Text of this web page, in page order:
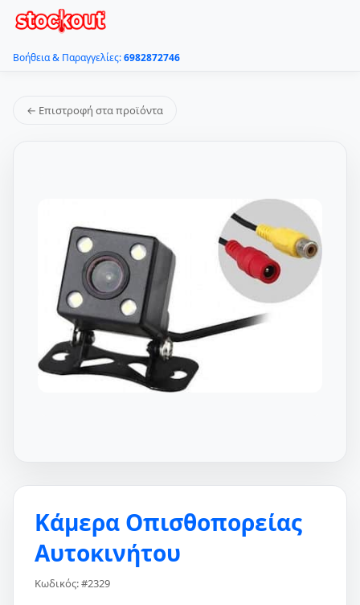
Βοήθεια & Παραγγελίες:6982872746
← Επιστροφή στα προϊόντα
Κάμερα Οπισθοπορείας
Αυτοκινήτου
Κωδικός: #2329